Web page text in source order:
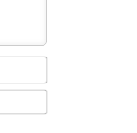
Name*
Email*